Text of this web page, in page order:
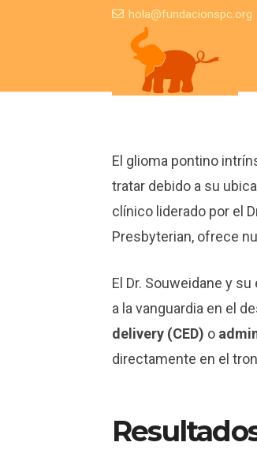
hola@fundacionspc.org
El glioma pontino
tratar debido a su
clínico liderado por el
Presbyterian, ofrece
El Dr. Souweidane y
a la vanguardia en el
delivery (CED) o
directamente en el